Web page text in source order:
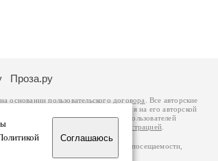
Соглашаюсь
Проза.ру
основаниипользовательского договора
. Все авторские
к которому вы можете обратиться на его авторской
Российской Федерации. Данные пользователей
о портале связаться с администрацией
страниц по данным счетчика посещаемости,